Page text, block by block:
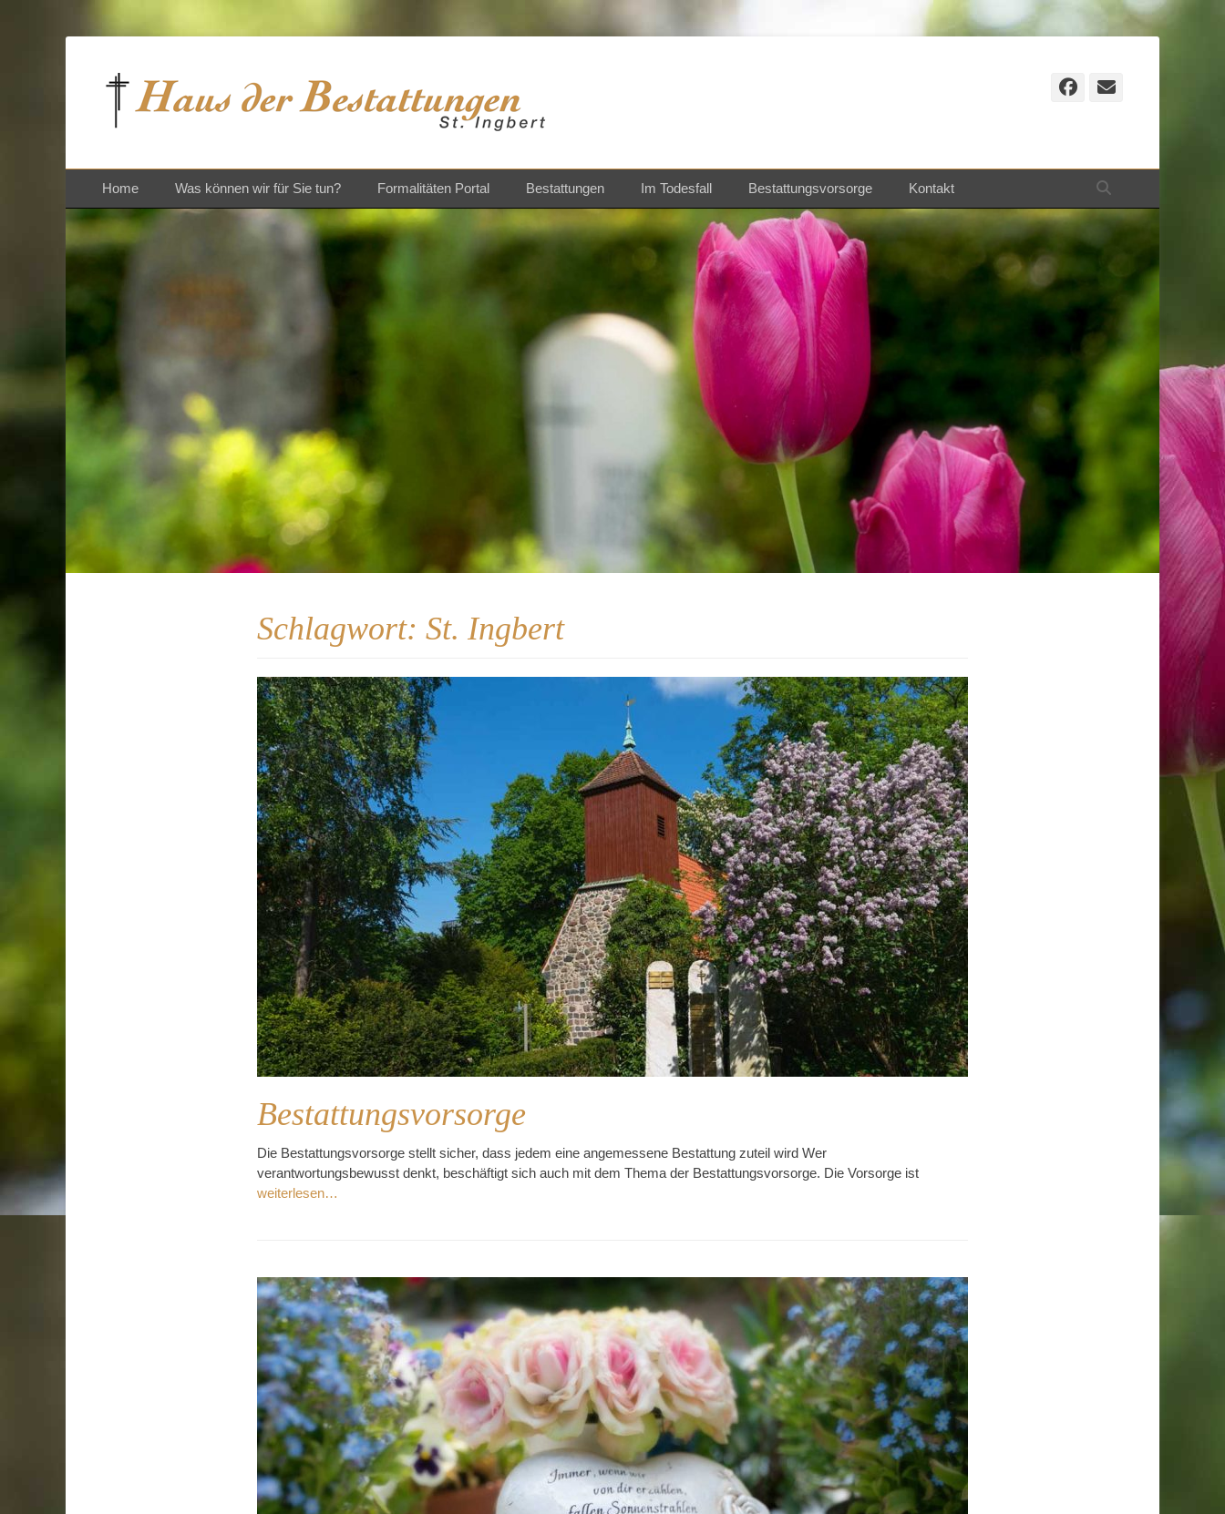
Haus der Bestattungen St.Ingbert
Bestattungen und Vorsorgeberatung in St. Ingbert Facebook
E-
Primäres Menü
Inhalt
springen
Home Was können wir für Sie tun? Formalitäten Portal Bestattungen Im Todesfall Bestattungsvorsorge Kontakt
Schlagwort: St. Ingbert
Bestattungsvorsorge
Die Bestattungsvorsorge stellt sicher, dass jedem eine angemessene Bestattung zuteil wird Wer
verantwortungsbewusst denkt, beschäftigt sich auch mit dem Thema der Bestattungsvorsorge. Die Vorsorge ist
weiterlesen…